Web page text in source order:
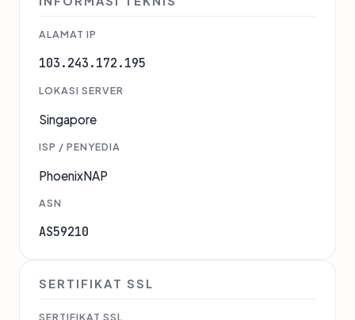
ALAMAT IP
103.243.172.195
LOKASI SERVER
Singapore
ISP / PENYEDIA
PhoenixNAP
ASN
AS59210
SERTIFIKAT SSL
SERTIFIKAT SSL